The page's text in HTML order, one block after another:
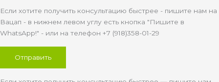
Если хотите получить консультацию быстрее - пишите нам на
Вацап - в нижнем левом углу есть кнопка "Пишите в
WhatsApp!" - или на телефон +7 (918)358-01-29